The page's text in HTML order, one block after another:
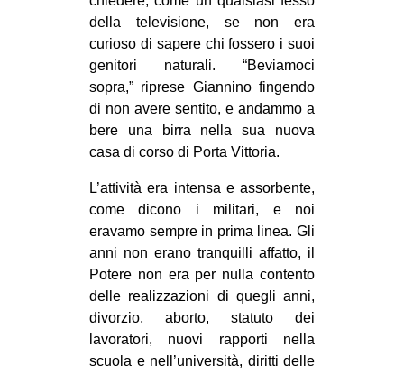
della televisione, se non era
curioso di sapere chi fossero i suoi
genitori naturali. “Beviamoci
sopra,” riprese Giannino fingendo
di non avere sentito, e andammo a
bere una birra nella sua nuova
casa di corso di Porta Vittoria.
L’attività era intensa e assorbente,
come dicono i militari, e noi
eravamo sempre in prima linea. Gli
anni non erano tranquilli affatto, il
Potere non era per nulla contento
delle realizzazioni di quegli anni,
divorzio, aborto, statuto dei
lavoratori, nuovi rapporti nella
scuola e nell’università, diritti delle